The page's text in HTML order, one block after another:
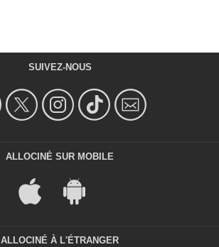
SUIVEZ-NOUS
ALLOCINÉ SUR MOBILE
ALLOCINÉ À L'ÉTRANGER